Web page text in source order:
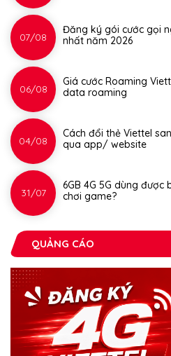
07/08
Đăng ký gói cước gọi
nhất năm 2026
06/08
Giá cước Roaming
data roaming
04/08
Cách đổi thẻ Viettel
qua app/ website
31/07
6GB 4G 5G dùng được
chơi game?
QUẢNG CÁO